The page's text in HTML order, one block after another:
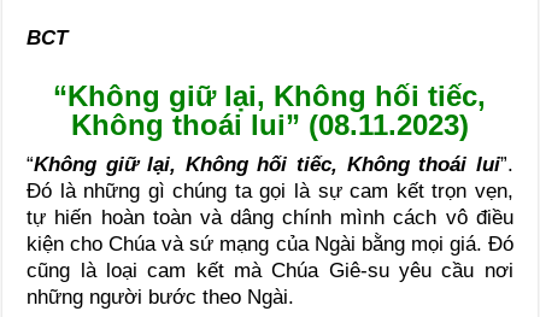
BCT
“Không giữ lại, Không hối tiếc,
Không thoái lui” (08.11.2023)
“Không giữ lại, Không hối tiếc, Không thoái lui”.
Đó là những gì chúng ta gọi là sự cam kết trọn vẹn,
tự hiến hoàn toàn và dâng chính mình cách vô điều
kiện cho Chúa và sứ mạng của Ngài bằng mọi giá. Đó
cũng là loại cam kết mà Chúa Giê-su yêu cầu nơi
những người bước theo Ngài.